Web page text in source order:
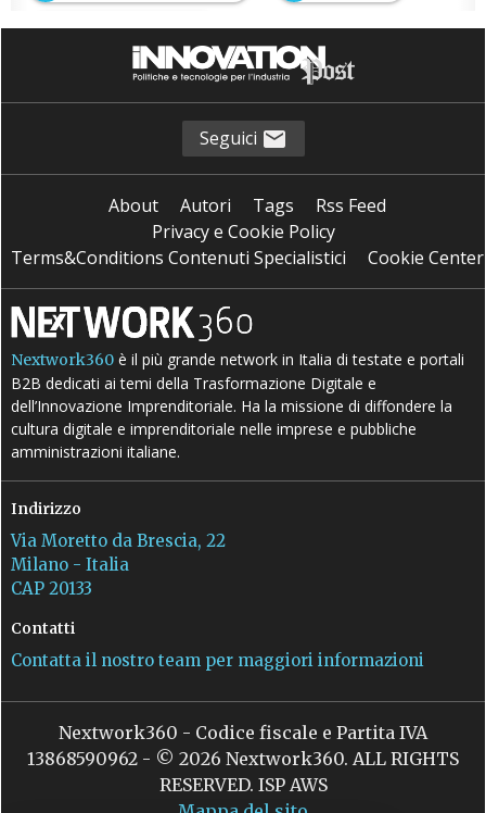
W Warehouse Logistic
Seguici
About Autori Tags
Rss Feed
Privacy e Cookie Policy
Terms&Conditions Contenuti Specialistici
Cookie Center
Nextwork360 è il più grande network in Italia di testate e portali
B2B dedicati ai temi della Trasformazione Digitale e
dell’Innovazione Imprenditoriale. Ha la missione di diffondere la
cultura digitale e imprenditoriale nelle imprese e pubbliche
amministrazioni italiane.
Indirizzo
Via Moretto da Brescia, 22
Milano - Italia
CAP 20133
Contatti
Contatta il nostro team per maggiori informazioni
Nextwork360 - Codice fiscale e Partita IVA
13868590962 - © 2026 Nextwork360. ALL RIGHTS
RESERVED. ISP AWS